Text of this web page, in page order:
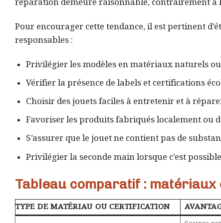
réparation demeure raisonnable, contrairement à
Pour encourager cette tendance, il est pertinent
responsables :
Privilégier les modèles en matériaux naturels
Vérifier la présence de labels et certifications
Choisir des jouets faciles à entretenir et à
Favoriser les produits fabriqués localement ou
S’assurer que le jouet ne contient pas de
Privilégier la seconde main lorsque c’est
Tableau comparatif :
TYPE DE MATÉRIAU OU CERTIFICATION